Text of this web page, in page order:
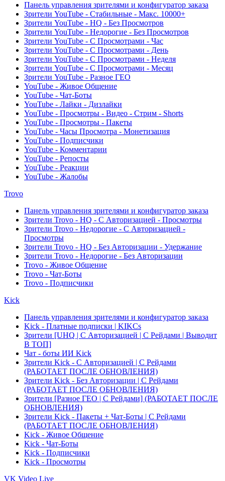
Панель управления зрителями и конфигуратор заказа
Зрители YouTube - Стабильные - Макс. 10000+
Зрители YouTube - HQ - Без Просмотров
Зрители YouTube - Недорогие - Без Просмотров
Зрители YouTube - С Просмотрами - Час
Зрители YouTube - С Просмотрами - День
Зрители YouTube - С Просмотрами - Неделя
Зрители YouTube - С Просмотрами - Месяц
Зрители YouTube - Разное ГЕО
YouTube - Живое Общение
YouTube - Чат-Боты
YouTube - Лайки - Дизлайки
YouTube - Просмотры - Видео - Стрим - Shorts
YouTube - Просмотры - Пакеты
YouTube - Часы Просмотра - Монетизация
YouTube - Подписчики
YouTube - Комментарии
YouTube - Репосты
YouTube - Реакции
YouTube - Жалобы
Trovo
Панель управления зрителями и конфигуратор заказа
Зрители Trovo - HQ - С Авторизацией - Просмотры
Зрители Trovo - Недорогие - С Авторизацией -
Просмотры
Зрители Trovo - HQ - Без Авторизации - Удержание
Зрители Trovo - Недорогие - Без Авторизации
Trovo - Живое Общение
Trovo - Чат-Боты
Trovo - Подписчики
Kick
Панель управления зрителями и конфигуратор заказа
Kick - Платные подписки | KIKCs
Зрители [UHQ | С Авторизацией | С Рейдами | Выводит
В ТОП]
Чат - боты ИИ Kick
Зрители Kick - С Авторизацией | С Рейдами
(РАБОТАЕТ ПОСЛЕ ОБНОВЛЕНИЯ)
Зрители Kick - Без Авторизации | С Рейдами
(РАБОТАЕТ ПОСЛЕ ОБНОВЛЕНИЯ)
Зрители [Разное ГЕО | С Рейдами] (РАБОТАЕТ ПОСЛЕ
ОБНОВЛЕНИЯ)
Зрители Kick - Пакеты + Чат-Боты | С Рейдами
(РАБОТАЕТ ПОСЛЕ ОБНОВЛЕНИЯ)
Kick - Живое Общение
Kick - Чат-Боты
Kick - Подписчики
Kick - Просмотры
VK Video Live